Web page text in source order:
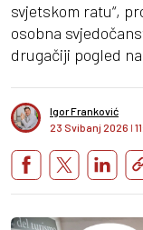
svjetskom ratu“,
osobna
drugačiji pogled
Igor Franković
23 Svibanj 2026 I